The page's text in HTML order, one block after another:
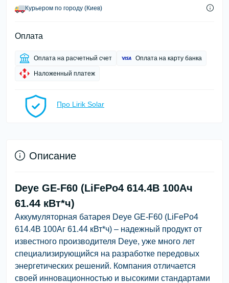
Курьером по городу (Киев)
Оплата
Оплата на расчетный счет Оплата на карту банка
Наложенный платеж
Про Lirik Solar
Описание
Deye GE-F60 (LiFePo4 614.4В 100Aч
61.44 кВт*ч)
Аккумуляторная батарея Deye GE-F60 (LiFePo4
614.4В 100Aг 61.44 кВт*ч) – надежный продукт от
известного производителя Deye, уже много лет
специализирующийся на разработке передовых
энергетических решений. Компания отличается
своей инновационностью и высокими стандартами